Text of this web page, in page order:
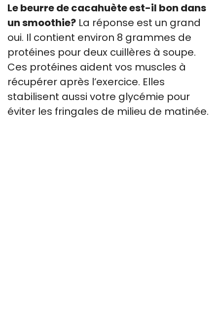
Le beurre de cacahuète est-il bon dans
un smoothie? La réponse est un grand
oui. Il contient environ 8 grammes de
protéines pour deux cuillères à soupe.
Ces protéines aident vos muscles à
récupérer après l’exercice. Elles
stabilisent aussi votre glycémie pour
éviter les fringales de milieu de matinée.